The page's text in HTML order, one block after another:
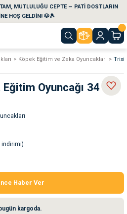
MUTLULUĞU CEPTE — PATİ DOSTLARIN
HOŞ GELDİN! 🐶🎾
Köpek Eğitim ve Zeka Oyuncakları
Oyuncağı 34 cm
indirimi)
Haber Ver
kargoda.